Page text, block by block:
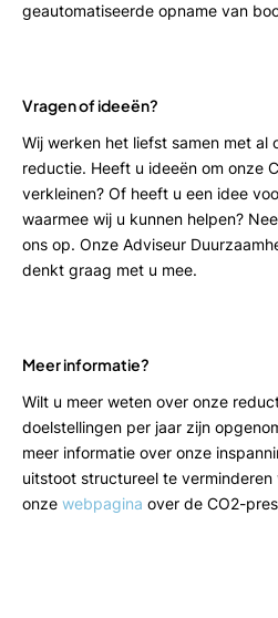
geautomatiseerde opname van
Vragen of ideeën?
Wij werken het liefst samen met al
reductie. Heeft u ideeën om onze
verkleinen? Of heeft u een idee
waarmee wij u kunnen helpen?
ons op. Onze Adviseur
denkt graag met u mee.
Meer informatie?
Wilt u meer weten over onze
doelstellingen per jaar zijn
meer informatie over onze
uitstoot structureel te
onze webpagina over de CO2-